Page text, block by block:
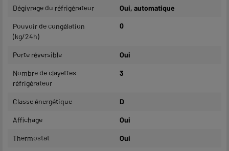
Dégivrage du réfrigérateur Oui, automatique
Pouvoir de congélation
(kg/24h)
0
Porte réversible Oui
Nombre de clayettes
réfrigérateur
3
Classe énergétique D
Affichage Oui
Thermostat Oui